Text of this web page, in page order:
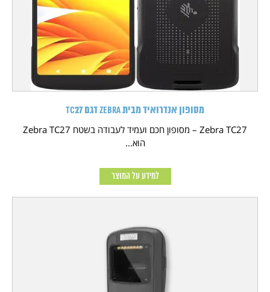
מסופון אנדרואיד מבית Zebra דגם TC27
Zebra TC27 – מסופון חכם ועמיד לעבודה בשטח Zebra TC27
הוא...
למידע על המוצר